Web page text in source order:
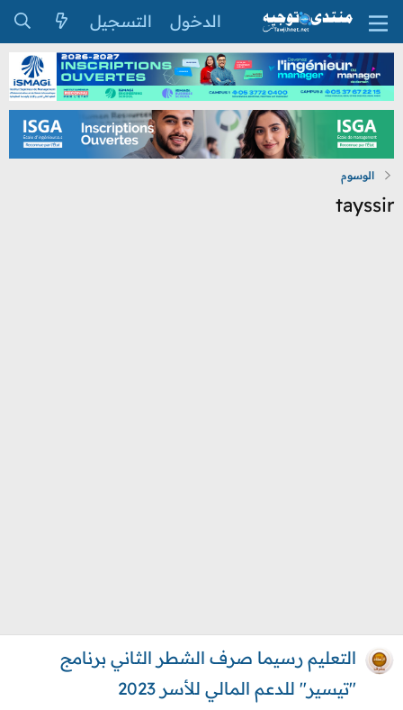
الدخول التسجيل
الوسوم
tayssir
التعليم رسيما صرف الشطر الثاني برنامج
"تيسير" للدعم المالي للأسر 2023